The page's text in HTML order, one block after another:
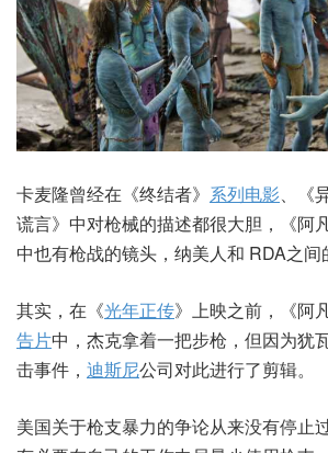
卡麦隆曾经在《终结者》 系列电影、《
谎言》中对枪械的描述都很大胆，《阿
中也有枪战的镜头，纳美人和 RDA之间
其实，在《光年正传》上映之前，《阿
告片中，杰克拿着一把步枪，但因为犹
击事件， 迪斯尼公司对此进行了剪辑。
美国关于枪支暴力的争论从来没有停止